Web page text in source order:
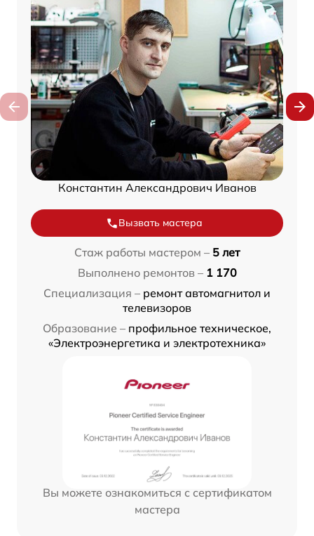
Константин Александрович Иванов
Вызвать мастера
Стаж работы мастером – 5 лет
Выполнено ремонтов – 1 170
Специализация – ремонт автомагнитол и
телевизоров
Образование – профильное техническое,
«Электроэнергетика и электротехника»
Вы можете ознакомиться с сертификатом
мастера